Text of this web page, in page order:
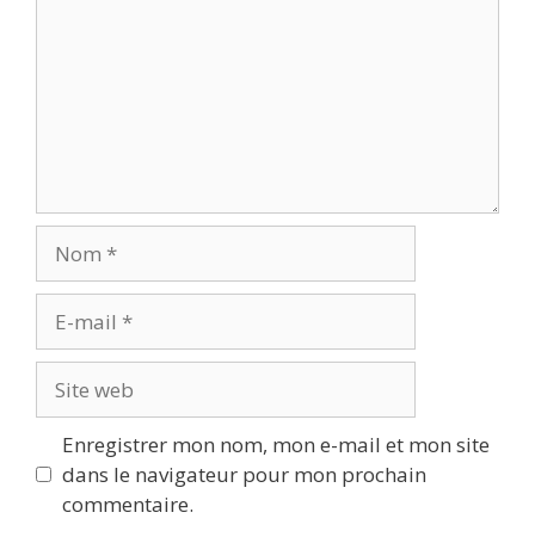
mail
web
Enregistrer mon nom, mon e-mail et mon site
dans le navigateur pour mon prochain
commentaire.